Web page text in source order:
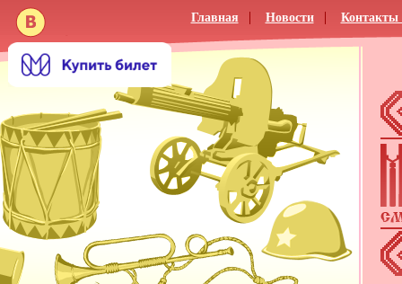
Главная Новости Контакты